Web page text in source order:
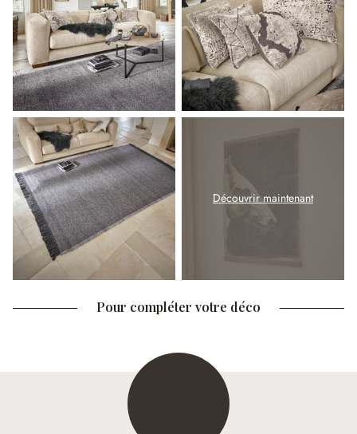
Découvrir maintenant
Pour compléter votre déco